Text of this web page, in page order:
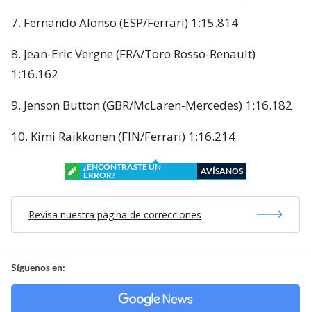
7. Fernando Alonso (ESP/Ferrari) 1:15.814
8. Jean-Eric Vergne (FRA/Toro Rosso-Renault)
1:16.162
9. Jenson Button (GBR/McLaren-Mercedes) 1:16.182
10. Kimi Raikkonen (FIN/Ferrari) 1:16.214
¿ENCONTRASTE UN
ERROR?
AVÍSANOS
Revisa nuestra página de correcciones
Síguenos en: